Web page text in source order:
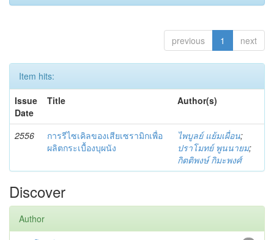
previous 1 next
Item hits:
Issue
Date
Title Author(s)
2556
การรีไซเคิลของเสียเซรามิกเพื่อ
ผลิตกระเบื้องบุผนัง
ไพบูลย์ แย้มเผื่อน;
ปราโมทย์ พูนนายม;
กิตติพงษ์ กิมะพงศ์
Discover
Author